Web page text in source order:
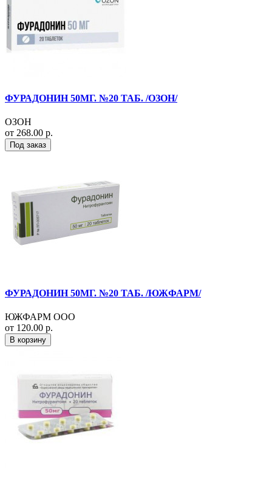
ФУРАДОНИН 50МГ. №20 ТАБ. /ОЗОН/
ОЗОН
от 268.00 р.
Под заказ
ФУРАДОНИН 50МГ. №20 ТАБ. /ЮЖФАРМ/
ЮЖФАРМ ООО
от 120.00 р.
В корзину